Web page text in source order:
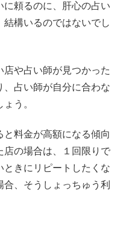
頼るのに、肝心の占い
構いるのではないでし
店や占い師が見つかった
占い師が自分に合わな
う。
料金が高額になる傾向
店の場合は、１回限りで
ときにリピートしたくな
、そうしょっちゅう利